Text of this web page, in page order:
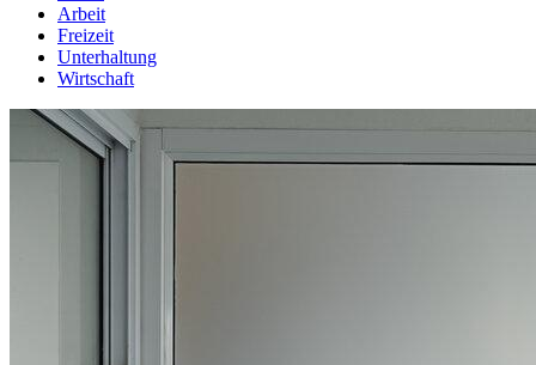
Arbeit
Freizeit
Unterhaltung
Wirtschaft